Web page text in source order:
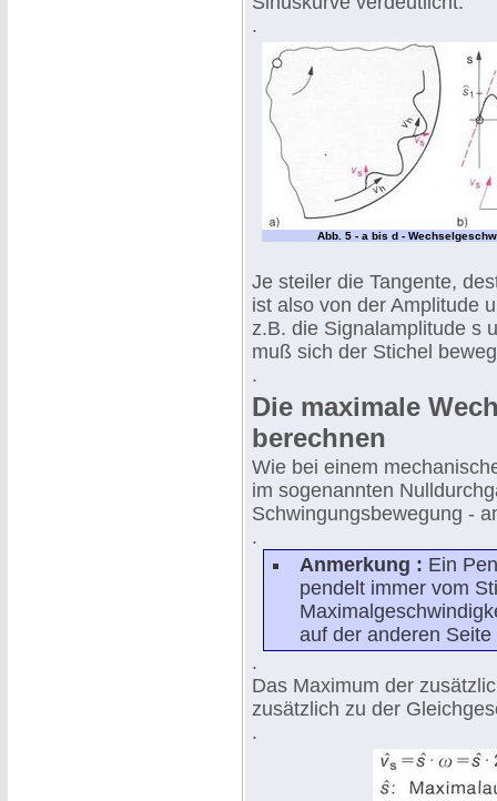
.
Abb. 5 - a bis d -
Je steiler die Tangente,
ist also von der Amplitude
z.B. die Signalamplitude s
muß sich der Stichel
.
Die maximale
berechnen
Wie bei einem
im sogenannten
Schwingungsbewegung -
.
Anmerkung : Ein
pendelt immer vom
auf der anderen
.
Das Maximum der
zusätzlich zu der
.